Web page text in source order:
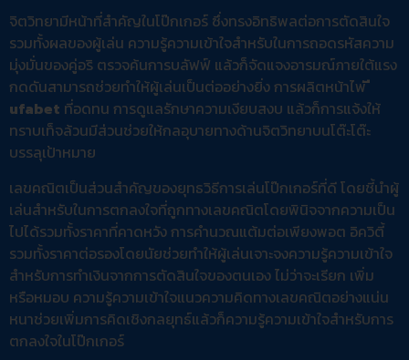
จิตวิทยามีหน้าที่สำคัญในโป๊กเกอร์ ซึ่งทรงอิทธิพลต่อการตัดสินใจ
รวมทั้งผลของผู้เล่น ความรู้ความเข้าใจสำหรับในการถอดรหัสความ
มุ่งมั่นของคู่อริ ตรวจค้นการบลัฟฟ์ แล้วก็จัดแจงอารมณ์ภายใต้แรง
กดดันสามารถช่วยทำให้ผู้เล่นเป็นต่ออย่างยิ่ง การผลิตหน้าไพ่
ufabet ที่อดทน การดูแลรักษาความเงียบสงบ แล้วก็การแจ้งให้
ทราบเท็จล้วนมีส่วนช่วยให้กลอุบายทางด้านจิตวิทยาบนโต๊ะโต๊ะ
บรรลุเป้าหมาย
เลขคณิตเป็นส่วนสำคัญของยุทธวิธีการเล่นโป๊กเกอร์ที่ดี โดยชี้นำผู้
เล่นสำหรับในการตกลงใจที่ถูกทางเลขคณิตโดยพินิจจากความเป็น
ไปได้รวมทั้งราคาที่คาดหวัง การคำนวณแต้มต่อเพียงพอต อิควิตี้
รวมทั้งราคาต่อรองโดยนัยช่วยทำให้ผู้เล่นเจาะจงความรู้ความเข้าใจ
สำหรับการทำเงินจากการตัดสินใจของตนเอง ไม่ว่าจะเรียก เพิ่ม
หรือหมอบ ความรู้ความเข้าใจแนวความคิดทางเลขคณิตอย่างแน่น
หนาช่วยเพิ่มการคิดเชิงกลยุทธ์แล้วก็ความรู้ความเข้าใจสำหรับการ
ตกลงใจในโป๊กเกอร์